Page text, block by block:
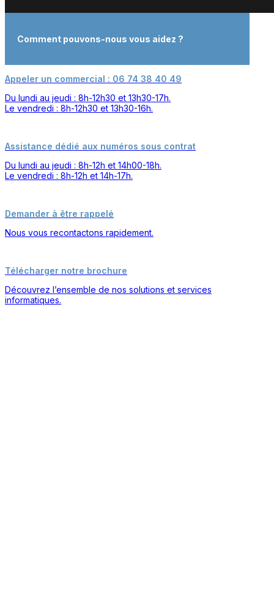
Comment pouvons-nous vous aidez ?
Appeler un commercial : 06 74 38 40 49
Du lundi au jeudi : 8h-12h30 et 13h30-17h.
Le vendredi : 8h-12h30 et 13h30-16h.
Assistance dédié aux numéros sous contrat
Du lundi au jeudi : 8h-12h et 14h00-18h.
Le vendredi : 8h-12h et 14h-17h.
Demander à être rappelé
Nous vous recontactons rapidement.
Télécharger notre brochure
Découvrez l’ensemble de nos solutions et services
informatiques.